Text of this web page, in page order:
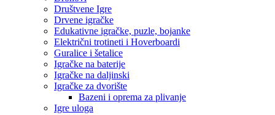
Društvene Igre
Drvene igračke
Edukativne igračke, puzle, bojanke
Električni trotineti i Hoverboardi
Guralice i šetalice
Igračke na baterije
Igračke na daljinski
‎Igračke za dvorište
Bazeni i oprema za plivanje
Igre uloga